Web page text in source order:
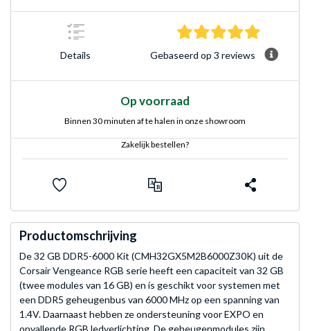
Details
5.0 sterren
Gebaseerd op 3 reviews
Op voorraad
Binnen 30 minuten af te halen in onze showroom
Zakelijk bestellen?
Productomschrijving
De 32 GB DDR5-6000 Kit (CMH32GX5M2B6000Z30K) uit de
Corsair Vengeance RGB serie heeft een capaciteit van 32 GB
(twee modules van 16 GB) en is geschikt voor systemen met
een DDR5 geheugenbus van 6000 MHz op een spanning van
1.4V. Daarnaast hebben ze ondersteuning voor EXPO en
opvallende RGB ledverlichting. De geheugenmodules zijn